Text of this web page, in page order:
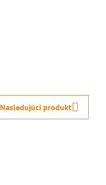
Nasledujúci produkt